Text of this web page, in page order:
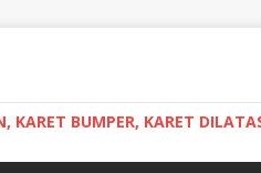
KARET BUMPER, KARET